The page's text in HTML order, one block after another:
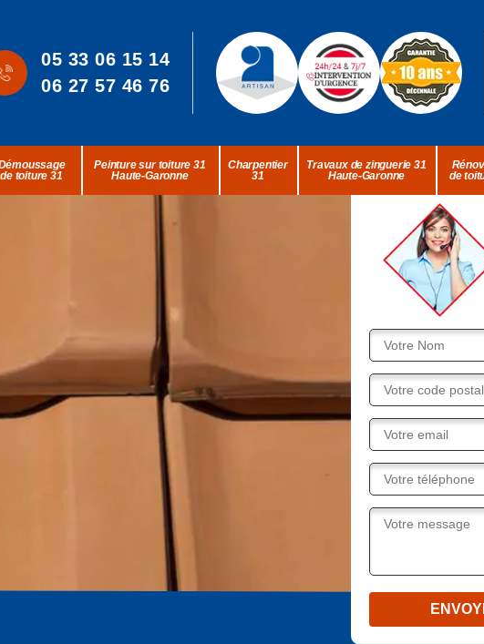
05 33 06 15 14
06 27 57 46 76
de toiture 31
Peinture sur toiture 31
Haute-Garonne
Charpentier
31
Travaux de zinguerie 31
Haute-Garonne
de